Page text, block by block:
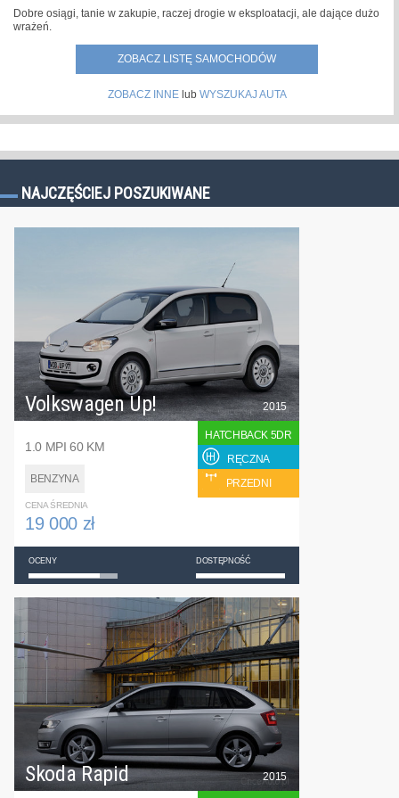
Dobre osiągi, tanie w zakupie, raczej drogie w eksploatacji, ale dające dużo
wrażeń.
ZOBACZ LISTĘ SAMOCHODÓW
ZOBACZ INNElub WYSZUKAJ AUTA
NAJCZĘŚCIEJ POSZUKIWANE
Volkswagen Up!
1.0 MPI 60 KM
BENZYNA
2015
HATCHBACK 5DR
RĘCZNA
PRZEDNI
CENA ŚREDNIA
19 000 zł
OCENY DOSTĘPNOŚĆ
Skoda Rapid 2015